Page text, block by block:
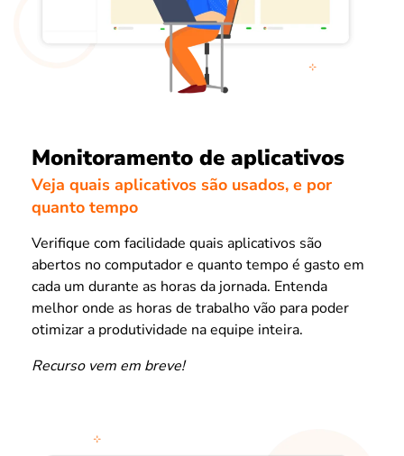
Monitoramento de aplicativos
Veja quais aplicativos são usados, e por
quanto tempo
Verifique com facilidade quais aplicativos são
abertos no computador e quanto tempo é gasto em
cada um durante as horas da jornada. Entenda
melhor onde as horas de trabalho vão para poder
otimizar a produtividade na equipe inteira.
Recurso vem em breve!